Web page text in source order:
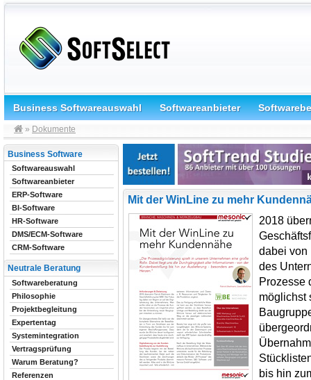
Business Softwareauswahl Softwareanbieter
» Dokumente
Mit der WinLine zu mehr
2018
dabei von
des
Prozesse
möglichst
bis hin
Business Software
Softwareauswahl
Softwareanbieter
ERP-Software
BI-Software
HR-Software
DMS/ECM-Software
CRM-Software
Neutrale Beratung
Softwareberatung
Philosophie
Projektbegleitung
Expertentag
Systemintegration
Vertragsprüfung
Warum Beratung?
Referenzen